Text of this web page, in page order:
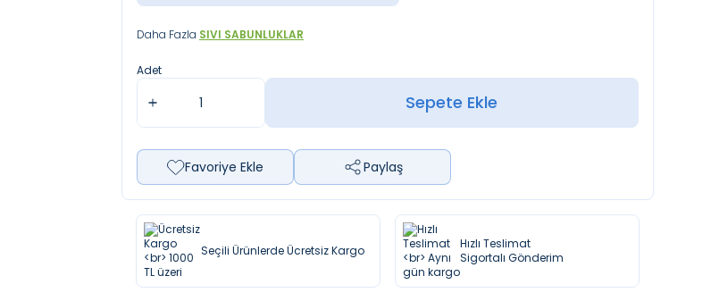
Daha Fazla SIVI SABUNLUKLAR
Adet
Sepete Ekle
Favoriye Ekle Paylaş
Seçili Ürünlerde Ücretsiz Kargo
Hızlı Teslimat
Sigortalı Gönderim